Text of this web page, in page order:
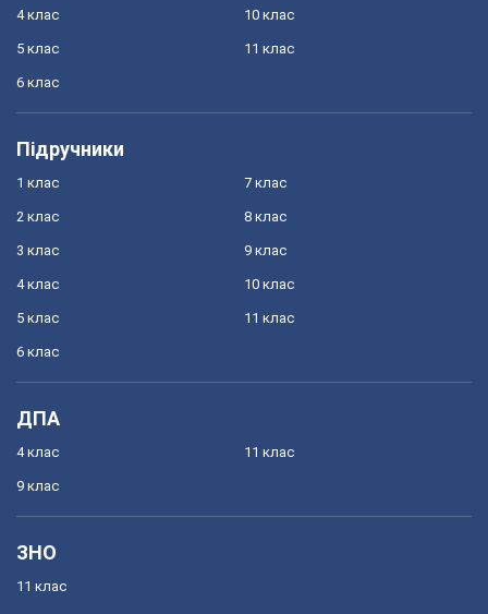
4 клас
5 клас
6 клас
10 клас
11 клас
Підручники
1 клас
2 клас
3 клас
4 клас
5 клас
6 клас
7 клас
8 клас
9 клас
10 клас
11 клас
ДПА
4 клас
9 клас
11 клас
ЗНО
11 клас